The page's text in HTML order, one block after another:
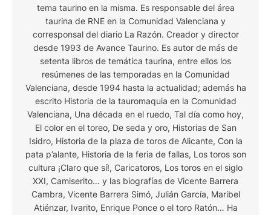
tema taurino en la misma. Es responsable del área
taurina de RNE en la Comunidad Valenciana y
corresponsal del diario La Razón. Creador y director
desde 1993 de Avance Taurino. Es autor de más de
setenta libros de temática taurina, entre ellos los
resúmenes de las temporadas en la Comunidad
Valenciana, desde 1994 hasta la actualidad; además ha
escrito Historia de la tauromaquia en la Comunidad
Valenciana, Una década en el ruedo, Tal día como hoy,
El color en el toreo, De seda y oro, Historias de San
Isidro, Historia de la plaza de toros de Alicante, Con la
pata p’alante, Historia de la feria de fallas, Los toros son
cultura ¡Claro que sí!, Caricatoros, Los toros en el siglo
XXI, Camiserito… y las biografías de Vicente Barrera
Cambra, Vicente Barrera Simó, Julián García, Maribel
Atiénzar, Ivarito, Enrique Ponce o el toro Ratón… Ha